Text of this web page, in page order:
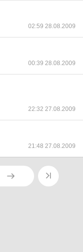
02:59 28.08.2009
00:39 28.08.2009
22:32 27.08.2009
21:48 27.08.2009